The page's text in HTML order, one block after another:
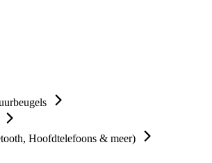
Hoofdtelefoons & meer)